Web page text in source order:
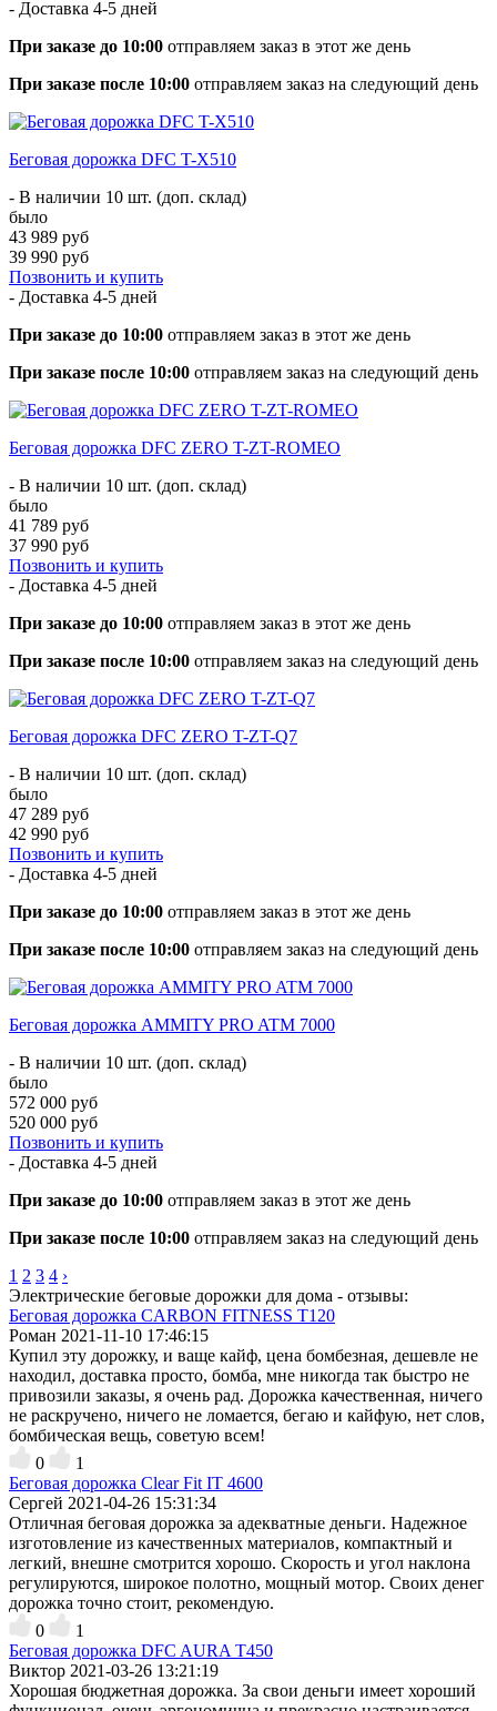
- Доставка 4-5 дней
При заказе до 10:00 отправляем заказ в этот же день
При заказе после 10:00 отправляем заказ на следующий день
Беговая дорожка DFC T-X510
- В наличии 10 шт. (доп. склад)
было
43 989 руб
39 990 руб
Позвонить и купить
- Доставка 4-5 дней
При заказе до 10:00 отправляем заказ в этот же день
При заказе после 10:00 отправляем заказ на следующий день
Беговая дорожка DFC ZERO T-ZT-ROMEO
- В наличии 10 шт. (доп. склад)
было
41 789 руб
37 990 руб
Позвонить и купить
- Доставка 4-5 дней
При заказе до 10:00 отправляем заказ в этот же день
При заказе после 10:00 отправляем заказ на следующий день
Беговая дорожка DFC ZERO T-ZT-Q7
- В наличии 10 шт. (доп. склад)
было
47 289 руб
42 990 руб
Позвонить и купить
- Доставка 4-5 дней
При заказе до 10:00 отправляем заказ в этот же день
При заказе после 10:00 отправляем заказ на следующий день
Беговая дорожка AMMITY PRO ATM 7000
- В наличии 10 шт. (доп. склад)
было
572 000 руб
520 000 руб
Позвонить и купить
- Доставка 4-5 дней
При заказе до 10:00 отправляем заказ в этот же день
При заказе после 10:00 отправляем заказ на следующий день
1 2 3 4 ›
Электрические беговые дорожки для дома - отзывы:
Беговая дорожка CARBON FITNESS T120
Роман 2021-11-10 17:46:15
Купил эту дорожку, и ваще кайф, цена бомбезная, дешевле не
находил, доставка просто, бомба, мне никогда так быстро не
привозили заказы, я очень рад. Дорожка качественная, ничего
не раскручено, ничего не ломается, бегаю и кайфую, нет слов,
бомбическая вещь, советую всем!
0
1
Беговая дорожка Clear Fit IT 4600
Сергей 2021-04-26 15:31:34
Отличная беговая дорожка за адекватные деньги. Надежное
изготовление из качественных материалов, компактный и
легкий, внешне смотрится хорошо. Скорость и угол наклона
регулируются, широкое полотно, мощный мотор. Своих денег
дорожка точно стоит, рекомендую.
0
1
Беговая дорожка DFC AURA T450
Виктор 2021-03-26 13:21:19
Хорошая бюджетная дорожка. За свои деньги имеет хороший